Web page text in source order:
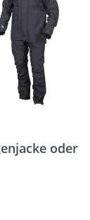
oder